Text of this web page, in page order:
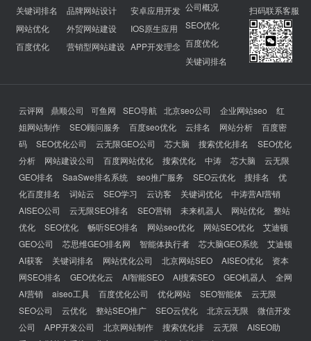
关键词排名
网站优化
百度优化
品牌网站设计
外贸网站建设
营销型网站建设
安卓应用开发
IOS原生应用
APP开发理念
公司概况
SEO优化
百度优化
关键词排名
扫码联系客服
云评网 鼎顺公司 可鱼网 SEO导航 北京seo公司 企业网站seo
红
姐网站制作
SEO顾问服务 百度seo优化 云排名 网站分析
百度密
码
SEO优化公司 云无限GEO公司 芯大脑 搜索优化排名
SEO优化
分析
网站建设公司 百度网站优化 搜索优化 中涛 芯大脑
云无限
GEO排名
SaaSwe排名系统 seo推广服务 SEO云优化 搜排名
优
化百度排名
词站云 SEO学习 云访客 关键词优化
中涛营AI营销
AISEO公司
云无限SEO排名 SEO营销 未来机器人 网站优化
整站
优化
SEO优化 畅听SEO排名 网站seo优化 网站SEO优化
艾迪顿
GEO公司
芯思维GEO排名网 智能体执行者 芯大脑GEO系统
艾迪顿
AI获客
关键词排名 网站优化公司 北京网站SEO AISEO优化
资本
网SEO排名
GEO优化云 AI智能SEO AI搜索SEO GEO机器人
全网
AI营销
aiseo工具 百度优化公司 优化网站 SEO智能体
云无限
SEO公司
云优化 整站SEO推广 SEO云优化 北京云无限
微信开发
公司
APP开发公司 北京网站制作 搜索优化排 云无限
AISEO助